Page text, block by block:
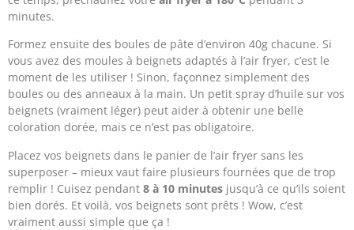
minutes.
Formez ensuite des boules de pâte d’environ 40g chacune. Si
vous avez des moules à beignets adaptés à l’air fryer, c’est le
moment de les utiliser ! Sinon, façonnez simplement des
boules ou des anneaux à la main. Un petit spray d’huile sur vos
beignets (vraiment léger) peut aider à obtenir une belle
coloration dorée, mais ce n’est pas obligatoire.
Placez vos beignets dans le panier de l’air fryer sans les
superposer – mieux vaut faire plusieurs fournées que de trop
remplir ! Cuisez pendant 8 à 10 minutes jusqu’à ce qu’ils soient
bien dorés. Et voilà, vos beignets sont prêts ! Wow, c’est
vraiment aussi simple que ça !